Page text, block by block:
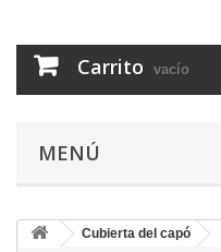
Carrito vacío
MENÚ
Cubierta del capó